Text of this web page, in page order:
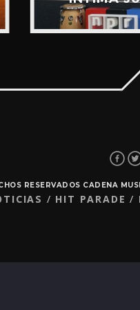
RESERVADOS CADENA
HIT PARADE